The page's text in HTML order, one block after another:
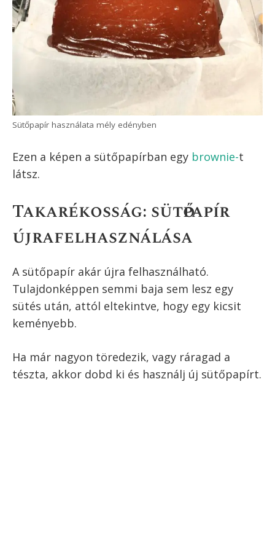
Sütőpapír használata mély edényben
Ezen a képen a sütőpapírban egy brownie-t
látsz.
Takarékosság: sütőpapír
újrafelhasználása
A sütőpapír akár újra felhasználható.
Tulajdonképpen semmi baja sem lesz egy
sütés után, attól eltekintve, hogy egy kicsit
keményebb.
Ha már nagyon töredezik, vagy ráragad a
tészta, akkor dobd ki és használj új sütőpapírt.